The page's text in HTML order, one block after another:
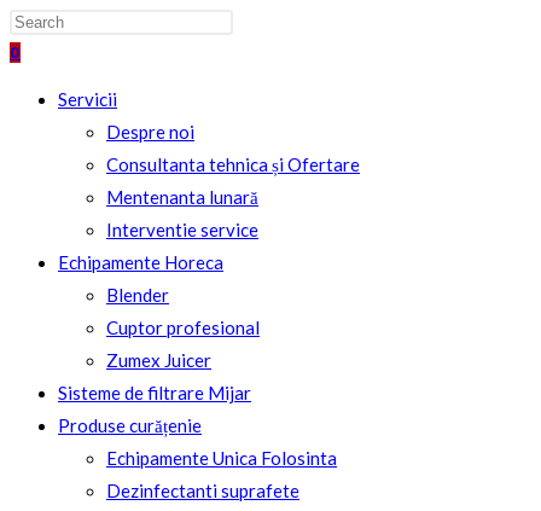
0
Servicii
Despre noi
Consultanta tehnica și Ofertare
Mentenanta lunară
Interventie service
Echipamente Horeca
Blender
Cuptor profesional
Zumex Juicer
Sisteme de filtrare Mijar
Produse curățenie
Echipamente Unica Folosinta
Dezinfectanti suprafete